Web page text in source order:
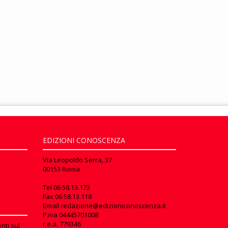
sul
EDIZIONI CONOSCENZA
Via Leopoldo Serra, 37
00153 Roma
Tel 06 58.13.173
Fax06 58.13.118
Email redazione@edizioniconoscenza.it
P.iva 04445701008
r.e.a. 779346